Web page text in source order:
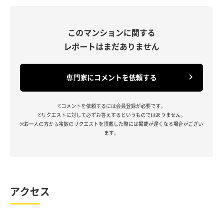
このマンションに関する
レポートはまだありません
専門家にコメントを依頼する
※コメントを依頼するには会員登録が必要です。
※リクエストに対して必ずお答えするというものではありません。
※お一人の方から複数のリクエストを頂戴した際には掲載が遅くなる場合がござい
ます。
アクセス